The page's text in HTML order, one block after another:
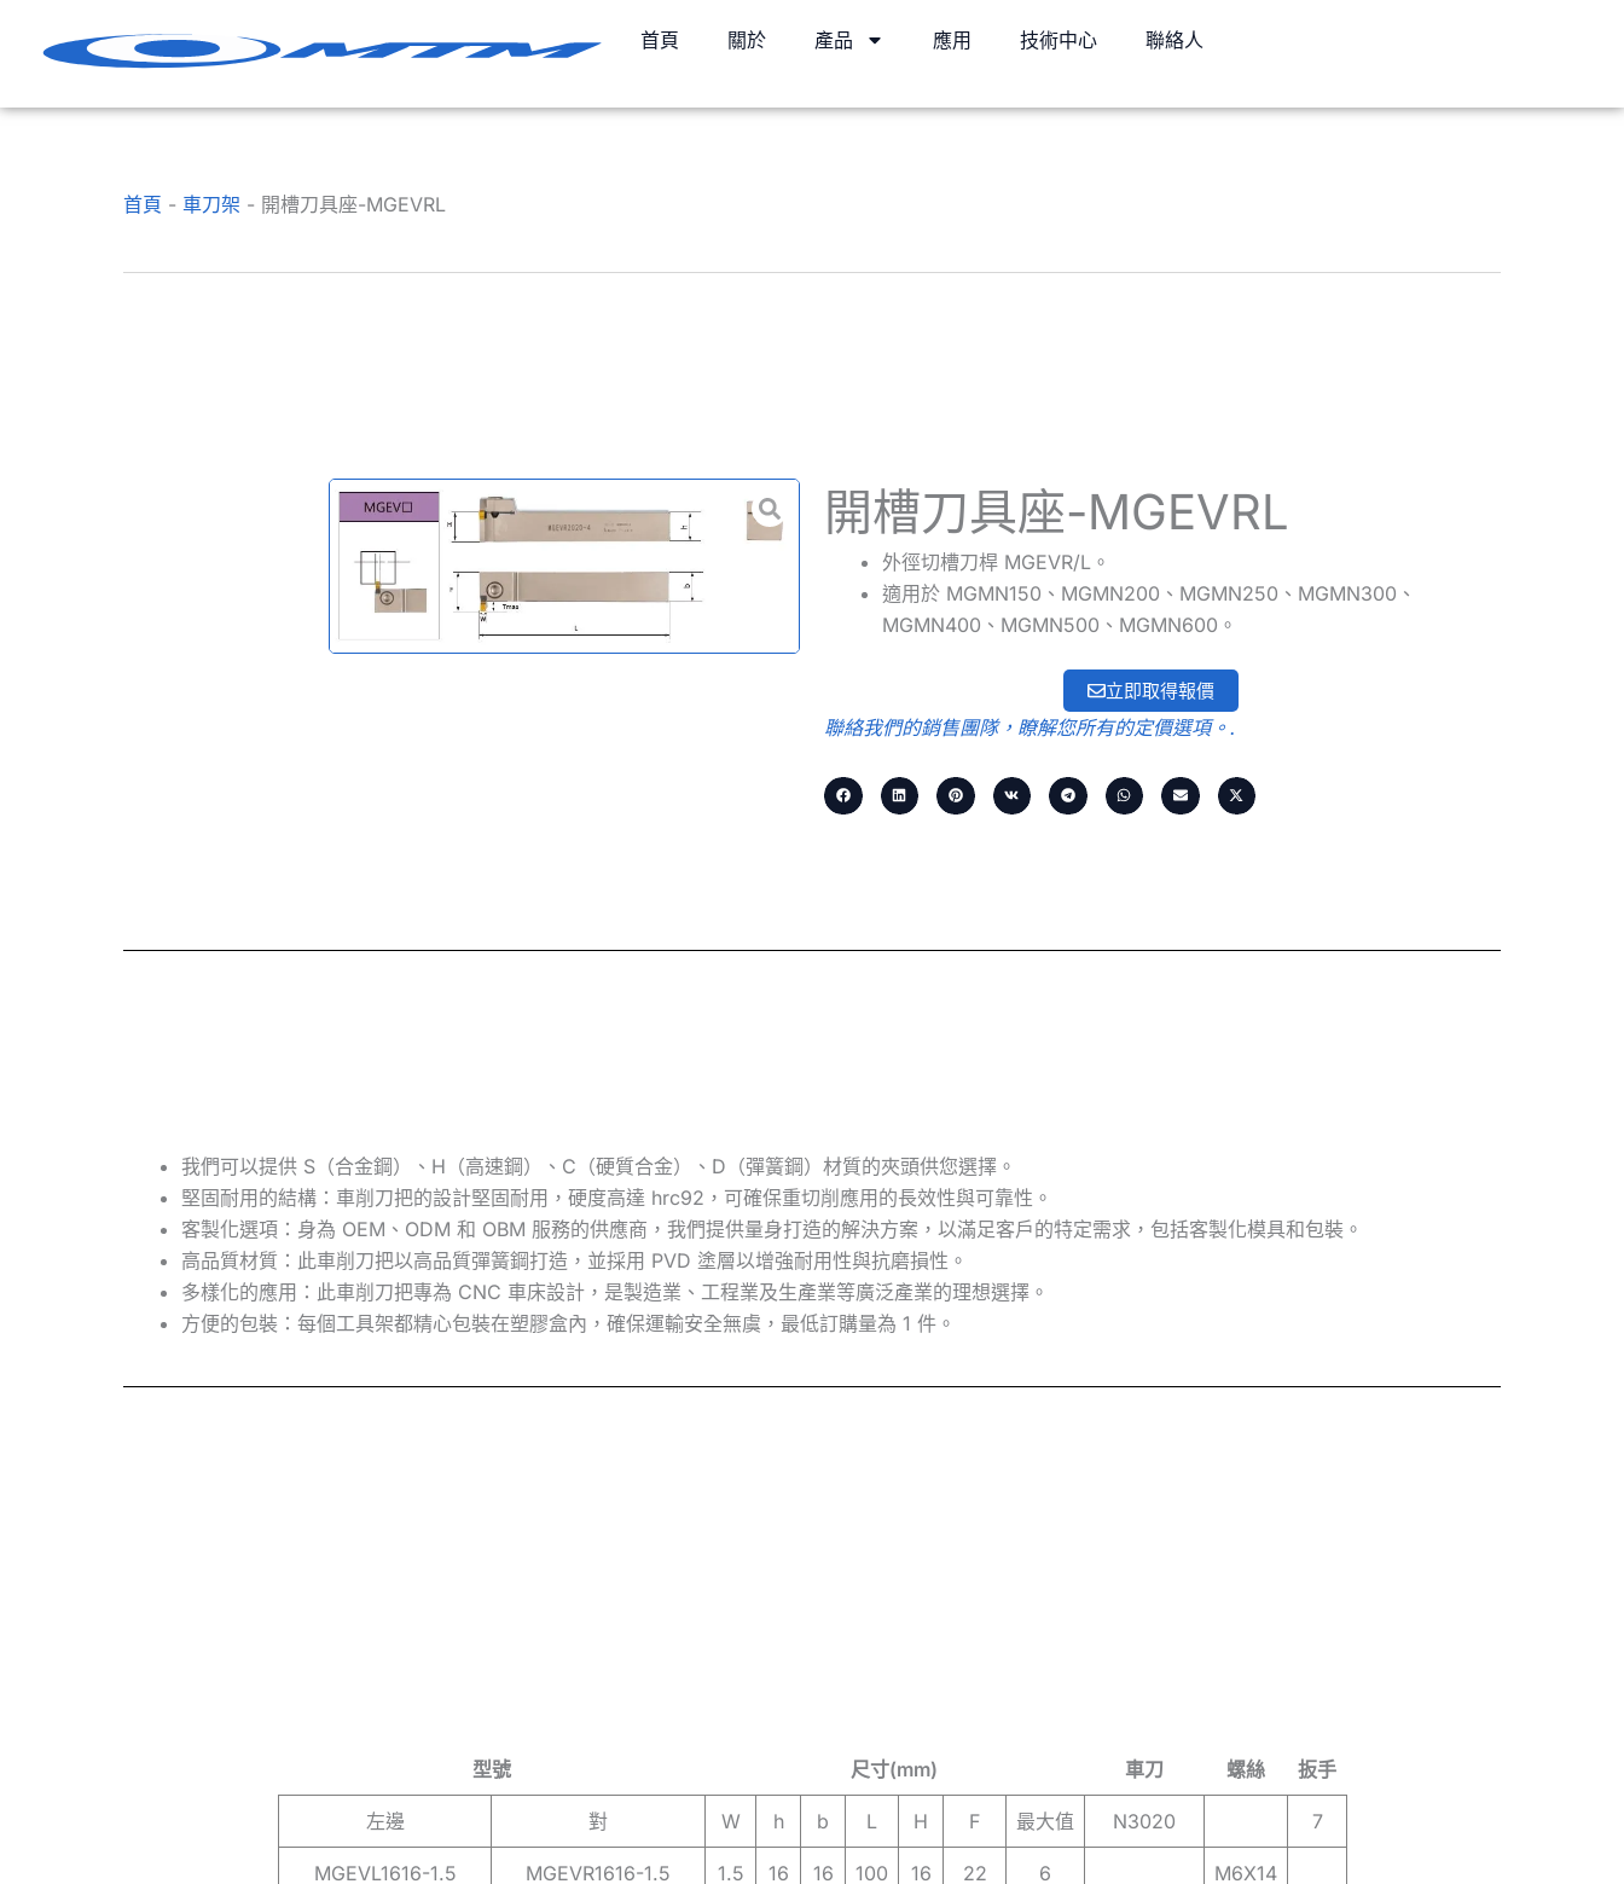
容
首頁 關於 產品 應用 技術中心 聯絡人
首頁 - 車刀架 - 開槽刀具座-MGEVRL
開槽刀具座-MGEVRL
外徑切槽刀桿 MGEVR/L。
適用於 MGMN150、MGMN200、MGMN250、MGMN300、
MGMN400、MGMN500、MGMN600。
立即取得報價
聯絡我們的銷售團隊，瞭解您所有的定價選項。.
我們可以提供 S（合金鋼）、H（高速鋼）、C（硬質合金）、D（彈簧鋼）材質的夾頭供您選擇。
堅固耐用的結構：車削刀把的設計堅固耐用，硬度高達 hrc92，可確保重切削應用的長效性與可靠性。
客製化選項：身為 OEM、ODM 和 OBM 服務的供應商，我們提供量身打造的解決方案，以滿足客戶的特定需求，包括客製化模具和包裝。
高品質材質：此車削刀把以高品質彈簧鋼打造，並採用 PVD 塗層以增強耐用性與抗磨損性。
多樣化的應用：此車削刀把專為 CNC 車床設計，是製造業、工程業及生產業等廣泛產業的理想選擇。
方便的包裝：每個工具架都精心包裝在塑膠盒內，確保運輸安全無虞，最低訂購量為 1 件。
型號 尺寸(mm) 車刀 螺絲 扳手
左邊 對 W h b L H F 最大值 N3020 7
MGEVL1616-1.5 MGEVR1616-1.5 1.5 16 16 100 16 22
6
M6X14